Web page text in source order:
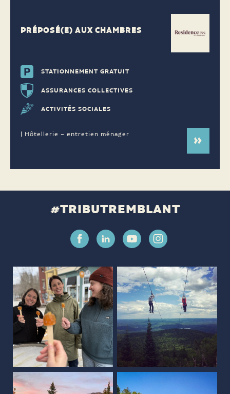
PRÉPOSÉ(E) AUX CHAMBRES
STATIONNEMENT GRATUIT
ASSURANCES COLLECTIVES
ACTIVITÉS SOCIALES
| Hôtellerie – entretien ménager
#TRIBUTREMBLANT